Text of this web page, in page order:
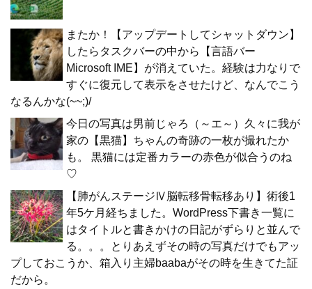
またか！【アップデートしてシャットダウン】
したらタスクバーの中から【言語バー
Microsoft IME】が消えていた。経験は力なりで
すぐに復元して表示をさせたけど、なんでこう
なるんかな(~~;)/
今日の写真は男前じゃろ（～エ～）久々に我が
家の【黒猫】ちゃんの奇跡の一枚が撮れたか
も。 黒猫には定番カラーの赤色が似合うのね
♡
【肺がんステージⅣ脳転移骨転移あり】術後1
年5ケ月経ちました。WordPress下書き一覧に
はタイトルと書きかけの日記がずらりと並んで
る。。。とりあえずその時の写真だけでもアッ
プしておこうか、箱入り主婦baabaがその時を生きてた証
だから。